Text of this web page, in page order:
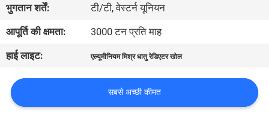
नियंत्रण
संपर्क
करें
भुगतान शर्तें:
टी/टी, वेस्टर्न यूनियन
आपूर्ति की क्षमता:
3000 टन प्रति माह
हाई लाइट:
एल्यूमीनियम मिश्र धातु रेडिएटर खोल
सबसे अच्छी कीमत